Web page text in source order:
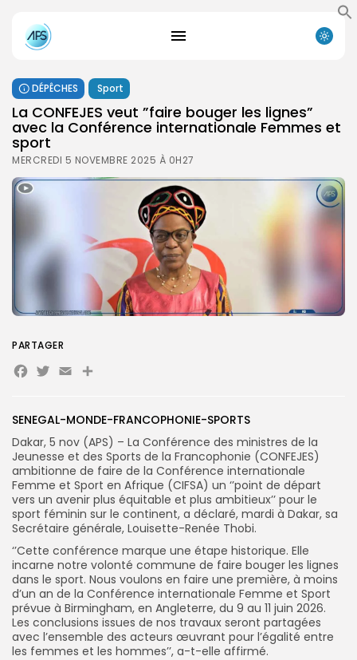
Search
for:
Search
Button
FR
DÉPÊCHES Sport
La CONFEJES veut ”faire bouger les lignes”
avec la Conférence internationale Femmes et
sport
MERCREDI 5 NOVEMBRE 2025 À 0H27
SENEGAL-MONDE-FRANCOPHONIE-SPORTS
Dakar, 5 nov (APS) – La Conférence des ministres de la
Jeunesse et des Sports de la Francophonie (CONFEJES)
ambitionne de faire de la Conférence internationale
Femme et Sport en Afrique (CIFSA) un ‘’point de départ
vers un avenir plus équitable et plus ambitieux’’ pour le
sport féminin sur le continent, a déclaré, mardi à Dakar, sa
Secrétaire générale, Louisette-Renée Thobi.
‘’Cette conférence marque une étape historique. Elle
incarne notre volonté commune de faire bouger les lignes
dans le sport. Nous voulons en faire une première, à moins
d’un an de la Conférence internationale Femme et Sport
prévue à Birmingham, en Angleterre, du 9 au 11 juin 2026.
Les conclusions issues de nos travaux seront partagées
avec l’ensemble des acteurs œuvrant pour l’égalité entre
les femmes et les hommes’’, a-t-elle affirmé.
PARTAGER
Facebook
Twitter
EmailPartager